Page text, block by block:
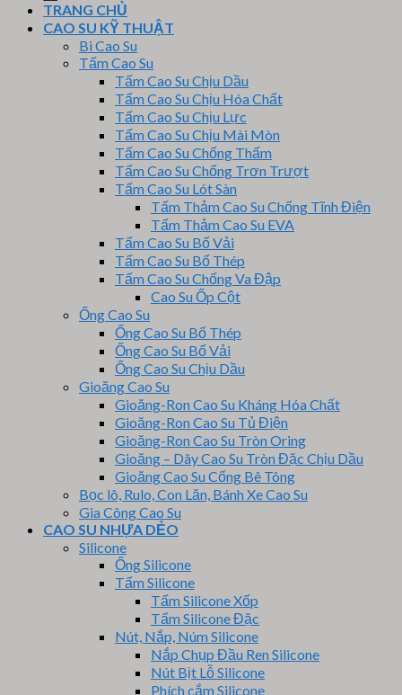
TRANG CHỦ
CAO SU KỸ THUẬT
Bi Cao Su
Tấm Cao Su
Tấm Cao Su Chịu Dầu
Tấm Cao Su Chịu Hóa Chất
Tấm Cao Su Chịu Lực
Tấm Cao Su Chịu Mài Mòn
Tấm Cao Su Chống Thấm
Tấm Cao Su Chống Trơn Trượt
Tấm Cao Su Lót Sàn
Tấm Thảm Cao Su Chống Tĩnh Điện
Tấm Thảm Cao Su EVA
Tấm Cao Su Bố Vải
Tấm Cao Su Bố Thép
Tấm Cao Su Chống Va Đập
Cao Su Ốp Cột
Ống Cao Su
Ống Cao Su Bố Thép
Ống Cao Su Bố Vải
Ống Cao Su Chịu Dầu
Gioăng Cao Su
Gioăng-Ron Cao Su Kháng Hóa Chất
Gioăng-Ron Cao Su Tủ Điện
Gioăng-Ron Cao Su Tròn Oring
Gioăng – Dây Cao Su Tròn Đặc Chịu Dầu
Gioăng Cao Su Cống Bê Tông
Bọc lô, Rulo, Con Lăn, Bánh Xe Cao Su
Gia Công Cao Su
CAO SU NHỰA DẺO
Silicone
Ống Silicone
Tấm Silicone
Tấm Silicone Xốp
Tấm Silicone Đặc
Nút, Nắp, Núm Silicone
Nắp Chụp Đầu Ren Silicone
Nút Bịt Lỗ Silicone
Phích cắm Silicone